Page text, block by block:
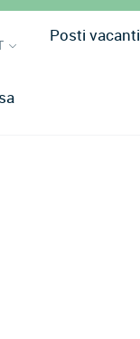
Posti vacanti